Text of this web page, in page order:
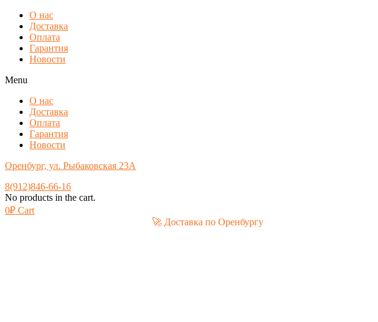
О нас
Доставка
Оплата
Гарантия
Новости
Menu
О нас
Доставка
Оплата
Гарантия
Новости
Оренбург, ул. Рыбаковская 23А
8(912)846-66-16
No products in the cart.
0₽ Cart
🚀 Доставка по Оренбургу